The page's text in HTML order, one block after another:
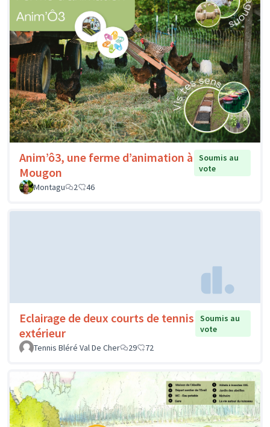
Anim’ô3, une ferme d’animation à
Mougon
Soumis au
vote
Montagu
2 46
Eclairage de deux courts de tennis
extérieur
Soumis au
vote
Tennis Bléré Val De Cher
29 72